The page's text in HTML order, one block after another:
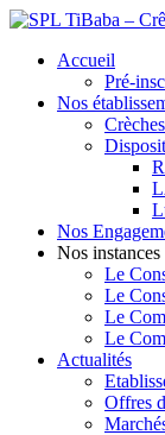
Accueil
Pré-
Nos
Nos
Nos instances
Le
Le
Le
Le
Actualités
Offres